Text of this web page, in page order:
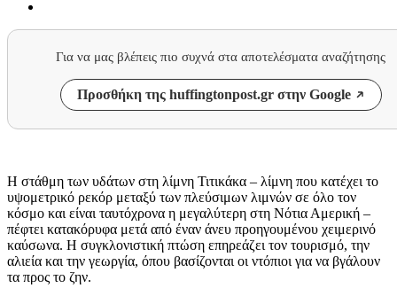
Για να μας βλέπεις πιο συχνά στα αποτελέσματα αναζήτησης
Προσθήκη της huffingtonpost.gr στην Google
Η στάθμη των υδάτων στη λίμνη Τιτικάκα – λίμνη που κατέχει το
υψομετρικό ρεκόρ μεταξύ των πλεύσιμων λιμνών σε όλο τον
κόσμο και είναι ταυτόχρονα η μεγαλύτερη στη Νότια Αμερική –
πέφτει κατακόρυφα μετά από έναν άνευ προηγουμένου χειμερινό
καύσωνα. Η συγκλονιστική πτώση επηρεάζει τον τουρισμό, την
αλιεία και την γεωργία, όπου βασίζονται οι ντόπιοι για να βγάλουν
τα προς το ζην.